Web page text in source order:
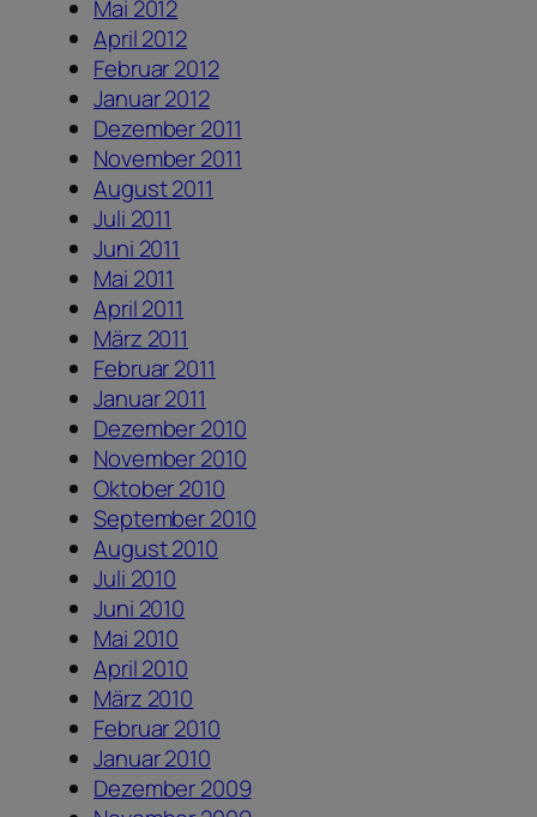
Mai 2012
April 2012
Februar 2012
Januar 2012
Dezember 2011
November 2011
August 2011
Juli 2011
Juni 2011
Mai 2011
April 2011
März 2011
Februar 2011
Januar 2011
Dezember 2010
November 2010
Oktober 2010
September 2010
August 2010
Juli 2010
Juni 2010
Mai 2010
April 2010
März 2010
Februar 2010
Januar 2010
Dezember 2009